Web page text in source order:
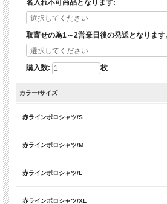
名入れ不可商品となります:
取寄せの為1～2営業日後の発送となります
購入数: 枚
カラー/サイズ
赤ラインポロシャツ/S
赤ラインポロシャツ/M
赤ラインポロシャツ/L
赤ラインポロシャツ/XL